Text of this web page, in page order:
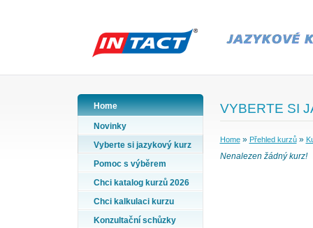
Home
Novinky
Vyberte si jazykový kurz
Pomoc s výběrem
Chci katalog kurzů 2026
Chci kalkulaci kurzu
Konzultační schůzky
VYBERTE SI
Home» Přehled kurzů»
Nenalezen žádný kurz!